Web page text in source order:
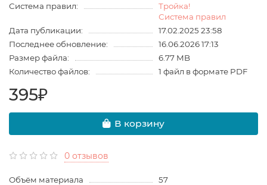
Система правил:
Тройка!
Система правил
Дата публикации:
17.02.2025 23:58
Последнее обновление:
16.06.2026 17:13
Размер файла:
6.77 MB
Количество файлов:
1 файл в формате PDF
395₽
В корзину
0 отзывов
Объём материала
57